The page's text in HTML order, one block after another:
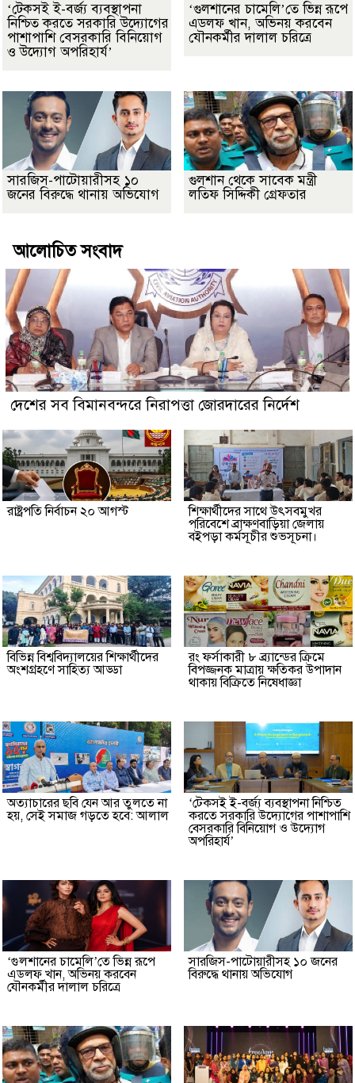
‘টেকসই ই-বর্জ্য ব্যবস্থাপনা
নিশ্চিত করতে সরকারি উদ্যোগের
পাশাপাশি বেসরকারি বিনিয়োগ
ও উদ্যোগ অপরিহার্য’
‘গুলশানের চামেলি’তে ভিন্ন রূপে
এডলফ খান, অভিনয় করবেন
যৌনকর্মীর দালাল চরিত্রে
সারজিস-পাটোয়ারীসহ ১০
জনের বিরুদ্ধে থানায় অভিযোগ
গুলশান থেকে সাবেক মন্ত্রী
লতিফ সিদ্দিকী গ্রেফতার
আলোচিত সংবাদ
দেশের সব বিমানবন্দরে নিরাপত্তা জোরদারের নির্দেশ
রাষ্ট্রপতি নির্বাচন ২০ আগস্ট
শিক্ষার্থীদের সাথে উৎসবমুখর
পরিবেশে ব্রাক্ষণবাড়িয়া জেলায়
বইপড়া কর্মসূচীর শুভসূচনা।
বিভিন্ন বিশ্ববিদ্যালয়ের শিক্ষার্থীদের
অংশগ্রহণে সাহিত্য আড্ডা
রং ফর্সাকারী ৮ ব্র্যান্ডের ক্রিমে
বিপজ্জনক মাত্রায় ক্ষতিকর উপাদান
থাকায় বিক্রিতে নিষেধাজ্ঞা
অত্যাচারের ছবি যেন আর তুলতে না
হয়, সেই সমাজ গড়তে হবে: আলাল
‘টেকসই ই-বর্জ্য ব্যবস্থাপনা নিশ্চিত
করতে সরকারি উদ্যোগের পাশাপাশি
বেসরকারি বিনিয়োগ ও উদ্যোগ
অপরিহার্য’
‘গুলশানের চামেলি’তে ভিন্ন রূপে
এডলফ খান, অভিনয় করবেন
যৌনকর্মীর দালাল চরিত্রে
সারজিস-পাটোয়ারীসহ ১০ জনের
বিরুদ্ধে থানায় অভিযোগ